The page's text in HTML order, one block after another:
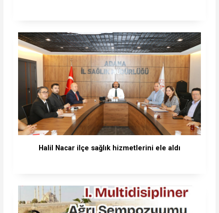
Halil Nacar ilçe sağlık hizmetlerini ele aldı